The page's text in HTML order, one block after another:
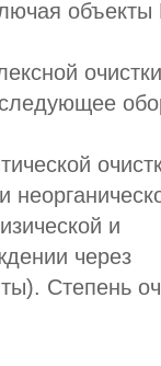
объекты
и
через
Степень